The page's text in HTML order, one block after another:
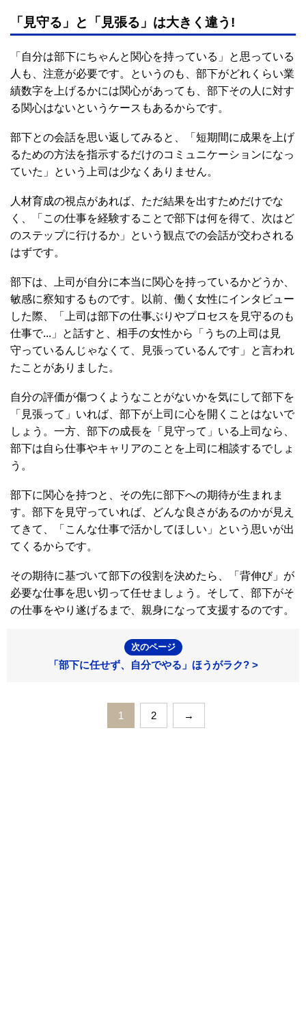
「見守る」と「見張る」は大きく違う!
「自分は部下にちゃんと関心を持っている」と思っている
人も、注意が必要です。というのも、部下がどれくらい業
績数字を上げるかには関心があっても、部下その人に対す
る関心はないというケースもあるからです。
部下との会話を思い返してみると、「短期間に成果を上げ
るための方法を指示するだけのコミュニケーションになっ
ていた」という上司は少なくありません。
人材育成の視点があれば、ただ結果を出すためだけでな
く、「この仕事を経験することで部下は何を得て、次はど
のステップに行けるか」という観点での会話が交わされる
はずです。
部下は、上司が自分に本当に関心を持っているかどうか、
敏感に察知するものです。以前、働く女性にインタビュー
した際、「上司は部下の仕事ぶりやプロセスを見守るのも
仕事で...」と話すと、相手の女性から「うちの上司は見
守っているんじゃなくて、見張っているんです」と言われ
たことがありました。
自分の評価が傷つくようなことがないかを気にして部下を
「見張って」いれば、部下が上司に心を開くことはないで
しょう。一方、部下の成長を「見守って」いる上司なら、
部下は自ら仕事やキャリアのことを上司に相談するでしょ
う。
部下に関心を持つと、その先に部下への期待が生まれま
す。部下を見守っていれば、どんな良さがあるのかが見え
てきて、「こんな仕事で活かしてほしい」という思いが出
てくるからです。
その期待に基づいて部下の役割を決めたら、「背伸び」が
必要な仕事を思い切って任せましょう。そして、部下がそ
の仕事をやり遂げるまで、親身になって支援するのです。
次のページ
「部下に任せず、自分でやる」ほうがラク? >
1 2 →